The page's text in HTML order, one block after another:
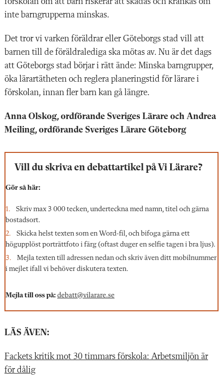
inte barngrupperna minskas.
Det tror vi varken föräldrar eller Göteborgs stad vill att
barnen till de föräldralediga ska mötas av. Nu är det dags
att Göteborgs stad börjar i rätt ände: Minska barngrupper,
öka lärartätheten och reglera planeringstid för lärare i
förskolan, innan fler barn kan gå längre.
Anna Olskog, ordförande Sveriges Lärare och Andrea
Meiling, ordförande Sveriges Lärare Göteborg
Vill du skriva en debattartikel på Vi Lärare?
Gör så här:
Skriv max 3 000 tecken, underteckna med namn, titel och gärna
bostadsort.
Skicka helst texten som en Word-fil, och bifoga gärna ett
högupplöst porträttfoto i färg (oftast duger en selfie tagen i bra ljus).
Mejla texten till adressen nedan och skriv även ditt mobilnummer
i mejlet ifall vi behöver diskutera texten.
Mejla till oss på: debatt@vilarare.se
LÄS ÄVEN:
Fackets kritik mot 30 timmars förskola: Arbetsmiljön är
för dålig